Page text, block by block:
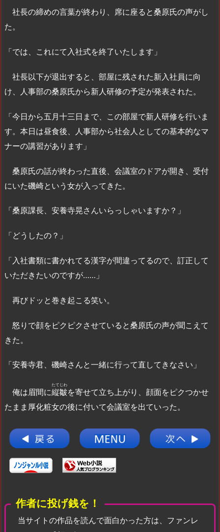
社長の締めの言葉が終わり、席に座ると桑原氏の声がし
た。
「では、これにて入社式を終了いたします」
社長以下が退出すると、部屋に残された新入社員に向
け、人事部の桑原氏から新人研修の予定が発表された。
「今日から五月十三日まで、この部屋で新人研修を行いま
す。本日は昼食後、人事部から社会人としての基本的なマ
ナーの講習があります」
桑原氏の話が終わった直後、会議室のドアが開き、受付
にいた磯崎という女が入ってきた。
「桑原課長、安養寺晃さんいらっしゃいますか？」
「どうしたの？」
「入社書類に書かれてる漢字が間違ってるので、訂正して
いただきたいのですが……」
再びドッと巻き起こる笑い。
怒りで顔をピクピクさせていると桑原氏の声が聞こえて
きた。
「安養寺君、磯崎さんと一緒に行って直してきなさい」
俺は眉間に縦皺
たてじわ
を寄せて立ち上がり、顔面をピクつかせ
たまま厚化粧女の後に付いて会議室を出ていった。
作者に投げ銭を！
当サイトの作品を読んで面白かった方は、ファンレ